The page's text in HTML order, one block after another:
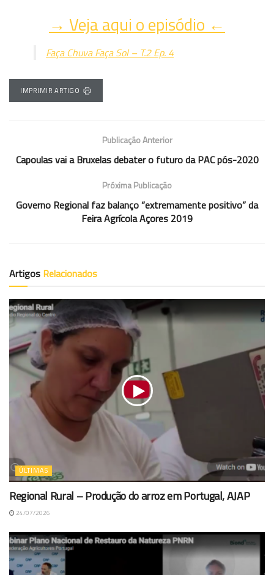
→ Veja aqui o episódio ←
Faça Chuva Faça Sol – T.2 Ep. 4
IMPRIMIR ARTIGO
Publicação Anterior
Capoulas vai a Bruxelas debater o futuro da PAC pós-2020
Próxima Publicação
Governo Regional faz balanço “extremamente positivo” da
Feira Agrícola Açores 2019
Artigos Relacionados
ÚLTIMAS
Regional Rural – Produção do arroz em Portugal, AJAP
24/07/2026